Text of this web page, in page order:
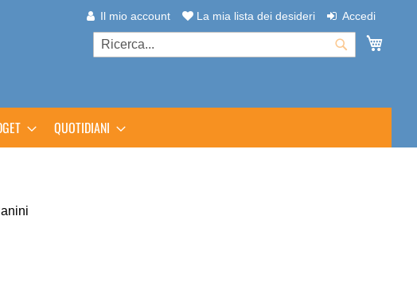
Il mio account La mia lista dei desideri Accedi
Cerca
QUOTIDIANI